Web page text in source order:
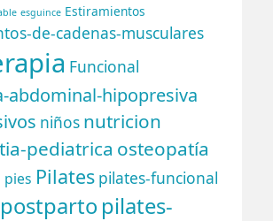
esguince Estiramientos
de-cadenas-musculares
Funcional
abdominal-hipopresiva
niños nutricion
pediatrica osteopatía
pies Pilates pilates-funcional
pilates-